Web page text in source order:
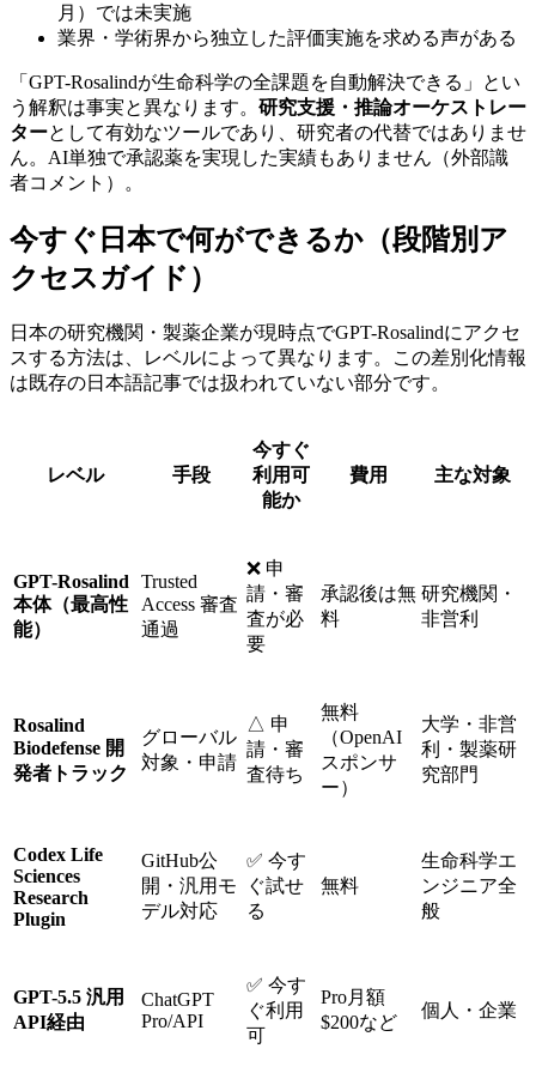
月）では未実施
業界・学術界から独立した評価実施を求める声がある
「GPT-Rosalindが生命科学の全課題を自動解決できる」とい
う解釈は事実と異なります。 研究支援・推論オーケストレー
ターとして有効なツールであり、研究者の代替ではありませ
ん。AI単独で承認薬を実現した実績もありません（外部識
者コメント）。
今すぐ日本で何ができるか（段階別ア
クセスガイド）
日本の研究機関・製薬企業が現時点でGPT-Rosalindにアクセ
スする方法は、レベルによって異なります。この差別化情報
は既存の日本語記事では扱われていない部分です。
レベル 手段
今すぐ
利用可
能か
費用 主な対象
GPT-Rosalind
本体（最高性
能）
Trusted
Access 審査
通過
❌ 申
請・審
査が必
要
承認後は無
料
研究機関・
非営利
Rosalind
Biodefense 開
発者トラック
グローバル
対象・申請
△ 申
請・審
査待ち
無料
（OpenAI
スポンサ
ー）
大学・非営
利・製薬研
究部門
Codex Life
Sciences
Research
Plugin
GitHub公
開・汎用モ
デル対応
✅ 今す
ぐ試せ
る
無料
生命科学エ
ンジニア全
般
GPT-5.5 汎用
API経由
ChatGPT
Pro/API
✅ 今す
ぐ利用
可
Pro月額
$200など
個人・企業